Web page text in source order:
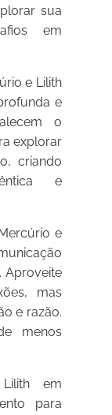
sua
em
e Lilith
e
o
explorar
criando
e
e
Aproveite
mas
e razão.
menos
em
para